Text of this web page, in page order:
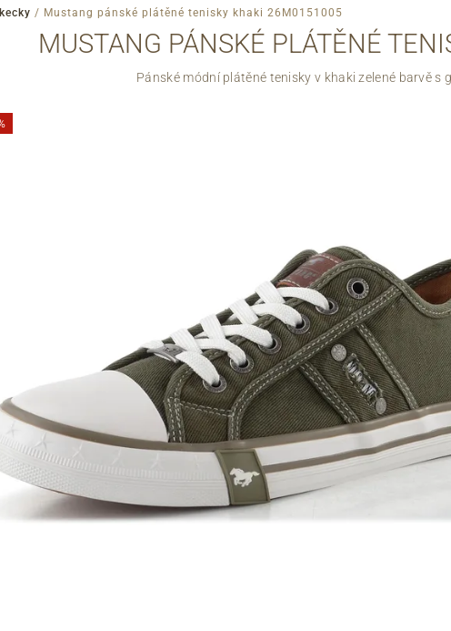
Přes
/ Mustang pánské plátěné tenisky khaki 26M0151005
MUSTANG PÁNSKÉ PLÁTĚNÉ
Pánské módní plátěné tenisky v khaki zelené barvě s